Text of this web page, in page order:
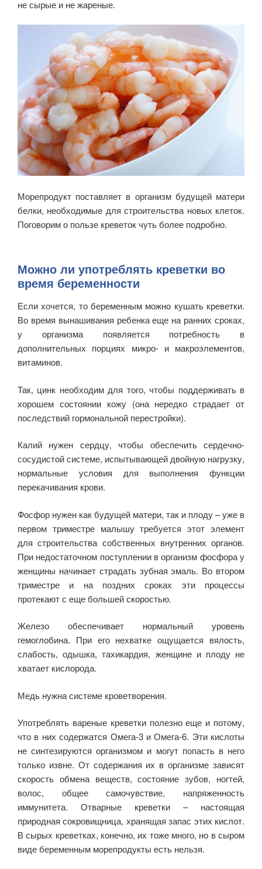
не сырые и не жареные.
Морепродукт поставляет в организм будущей матери
белки, необходимые для строительства новых клеток.
Поговорим о пользе креветок чуть более подробно.
Можно ли употреблять креветки во
время беременности
Если хочется, то беременным можно кушать креветки.
Во время вынашивания ребенка еще на ранних сроках,
у организма появляется потребность в
дополнительных порциях микро- и макроэлементов,
витаминов.
Так, цинк необходим для того, чтобы поддерживать в
хорошем состоянии кожу (она нередко страдает от
последствий гормональной перестройки).
Калий нужен сердцу, чтобы обеспечить сердечно-
сосудистой системе, испытывающей двойную нагрузку,
нормальные условия для выполнения функции
перекачивания крови.
Фосфор нужен как будущей матери, так и плоду – уже в
первом триместре малышу требуется этот элемент
для строительства собственных внутренних органов.
При недостаточном поступлении в организм фосфора у
женщины начинает страдать зубная эмаль. Во втором
триместре и на поздних сроках эти процессы
протекают с еще большей скоростью.
Железо обеспечивает нормальный уровень
гемоглобина. При его нехватке ощущается вялость,
слабость, одышка, тахикардия, женщине и плоду не
хватает кислорода.
Медь нужна системе кроветворения.
Употреблять вареные креветки полезно еще и потому,
что в них содержатся Омега-3 и Омега-6. Эти кислоты
не синтезируются организмом и могут попасть в него
только извне. От содержания их в организме зависят
скорость обмена веществ, состояние зубов, ногтей,
волос, общее самочувствие, напряженность
иммунитета. Отварные креветки – настоящая
природная сокровищница, хранящая запас этих кислот.
В сырых креветках, конечно, их тоже много, но в сыром
виде беременным морепродукты есть нельзя.